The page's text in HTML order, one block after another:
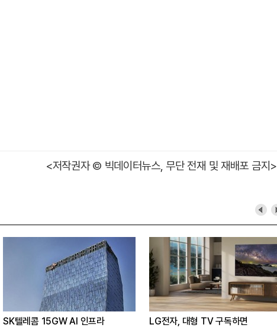
<저작권자 © 빅데이터뉴스, 무단 전재 및 재배포 금지>
SK텔레콤 15GW AI 인프라
LG전자, 대형 TV 구독하면